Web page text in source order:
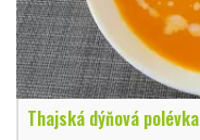
Thajská dýňová polévka